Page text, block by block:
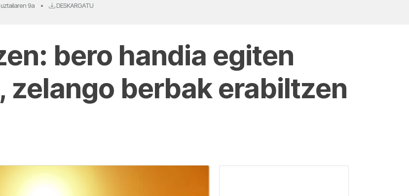
9a • DESKARGATU
bero handia egiten
zelango berbak erabiltzen